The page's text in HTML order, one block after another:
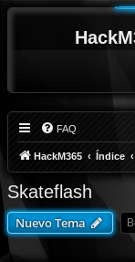
FAQ
HackM365 Índice
Skateflash
Nuevo Tema